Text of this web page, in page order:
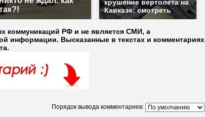
крушение вертолета на
Кавказе: смотреть
коммуникаций РФ и не является СМИ, а
информации. Высказанные в текстах и комментариях
Порядок вывода комментариев: